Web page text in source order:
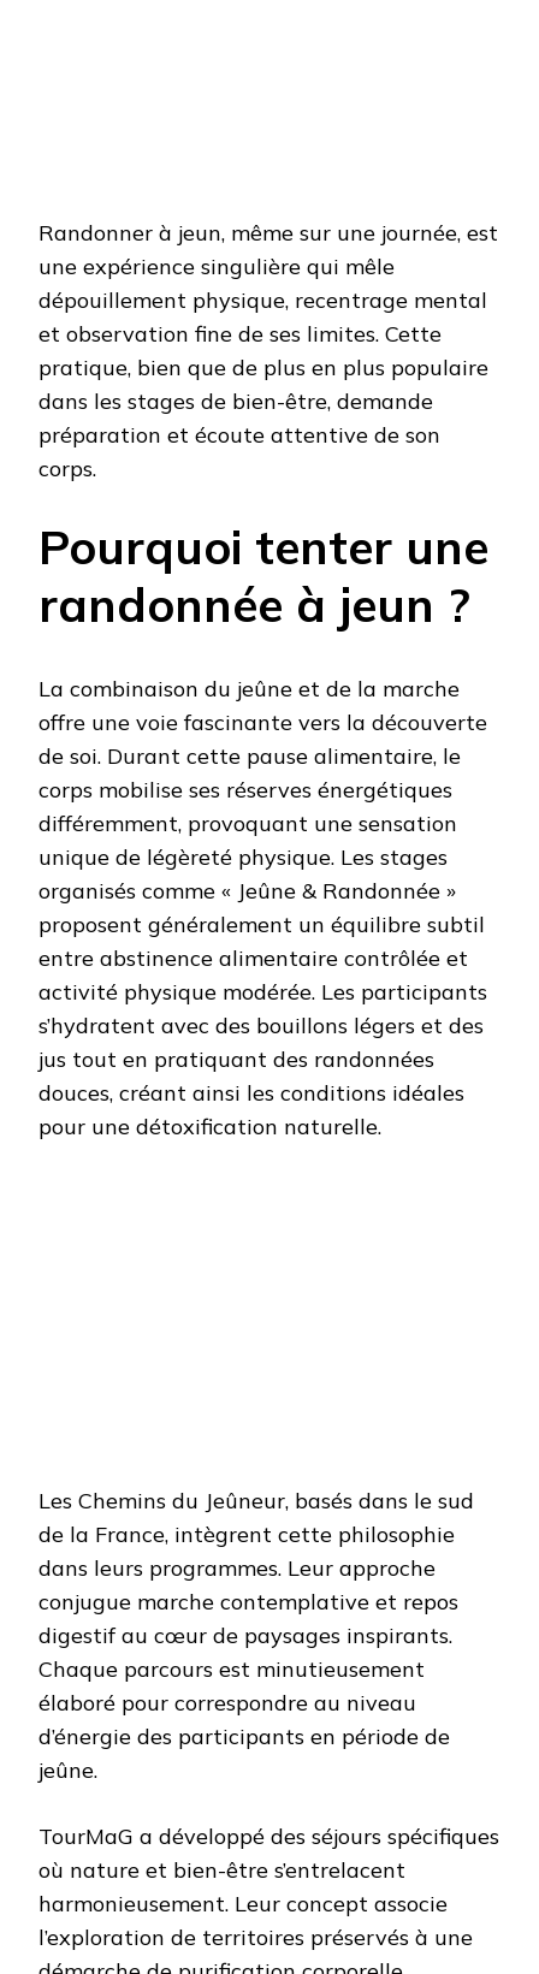
Randonner à jeun, même sur une journée, est
une expérience singulière qui mêle
dépouillement physique, recentrage mental
et observation fine de ses limites. Cette
pratique, bien que de plus en plus populaire
dans les stages de bien-être, demande
préparation et écoute attentive de son
corps.
Pourquoi tenter une
randonnée à jeun ?
La combinaison du jeûne et de la marche
offre une voie fascinante vers la découverte
de soi. Durant cette pause alimentaire, le
corps mobilise ses réserves énergétiques
différemment, provoquant une sensation
unique de légèreté physique. Les stages
organisés comme « Jeûne & Randonnée »
proposent généralement un équilibre subtil
entre abstinence alimentaire contrôlée et
activité physique modérée. Les participants
s’hydratent avec des bouillons légers et des
jus tout en pratiquant des randonnées
douces, créant ainsi les conditions idéales
pour une détoxification naturelle.
Les Chemins du Jeûneur, basés dans le sud
de la France, intègrent cette philosophie
dans leurs programmes. Leur approche
conjugue marche contemplative et repos
digestif au cœur de paysages inspirants.
Chaque parcours est minutieusement
élaboré pour correspondre au niveau
d’énergie des participants en période de
jeûne.
TourMaG a développé des séjours spécifiques
où nature et bien-être s’entrelacent
harmonieusement. Leur concept associe
l’exploration de territoires préservés à une